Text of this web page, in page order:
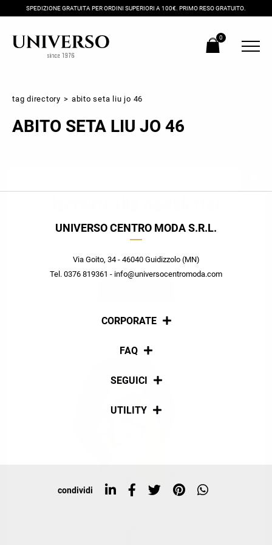
SPEDIZIONE GRATUITA PER ORDINI SUPERIORI A 100€. PRIMO RESO GRATUITO.
0
tag directory > abito seta liu jo 46
ABITO SETA LIU JO 46
UNIVERSO CENTRO MODA S.R.L.
Via Goito, 34 - 46040 Guidizzolo (MN)
Tel. 0376 819361 - info@universocentromoda.com
CORPORATE
Chi siamo
FAQ
Pagamenti
SEGUICI
Social
UTILITY
Top ricerche
condividi
Ricevi subito il tuo promocode con lo sconto del 20% su tutti i
nuovi arrivi utilizzabile anche in negozio!
scopri in anteprima le offerte in esclusiva a te riservate.